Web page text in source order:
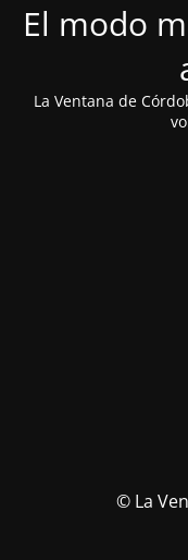
El modo
La Ventana de
© La